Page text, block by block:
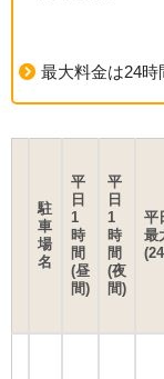
最大料金は24時
駐
車
場
名
平
日
1
時
間
(昼
間)
平
日
1
時
間
(夜
間)
平
最